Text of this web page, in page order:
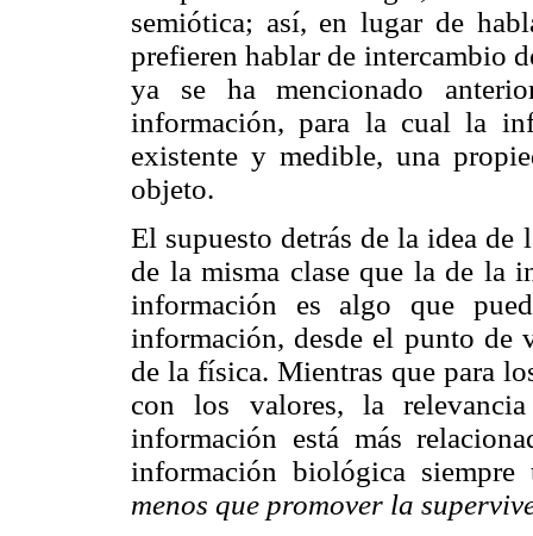
semiótica; así, en lugar de
prefieren hablar de intercambio
ya se ha mencionado
información, para la cual la
existente y medible, una
objeto.
El supuesto detrás de la idea
de la misma clase que la de la
información es algo que
información, desde el punto de
de la física. Mientras que para
con los valores, la
información está más
información biológica
menos que promover la